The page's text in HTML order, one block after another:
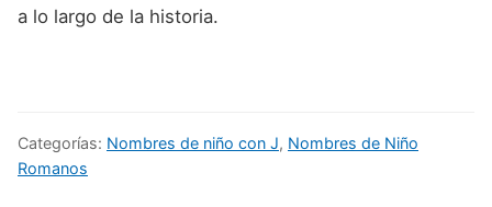
a lo largo de la historia.
Categorías: Nombres de niño con J, Nombres de Niño
Romanos